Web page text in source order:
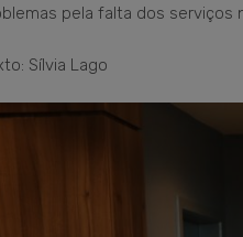
pela falta dos serviços
Sílvia Lago